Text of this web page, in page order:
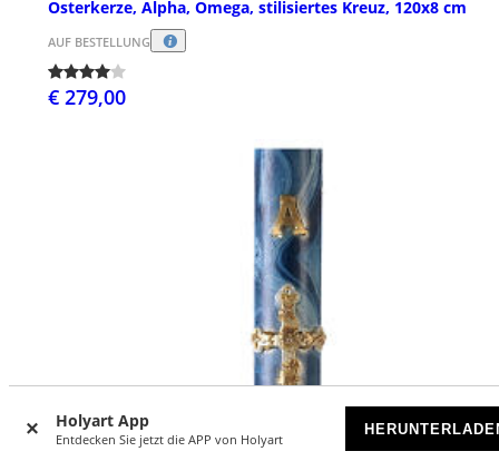
Holyart App
Entdecken Sie jetzt die APP von Holyart
Osterkerze, Alpha, Omega, stilisiertes Kreuz, 120x8 cm
AUF BESTELLUNG
€ 279,00